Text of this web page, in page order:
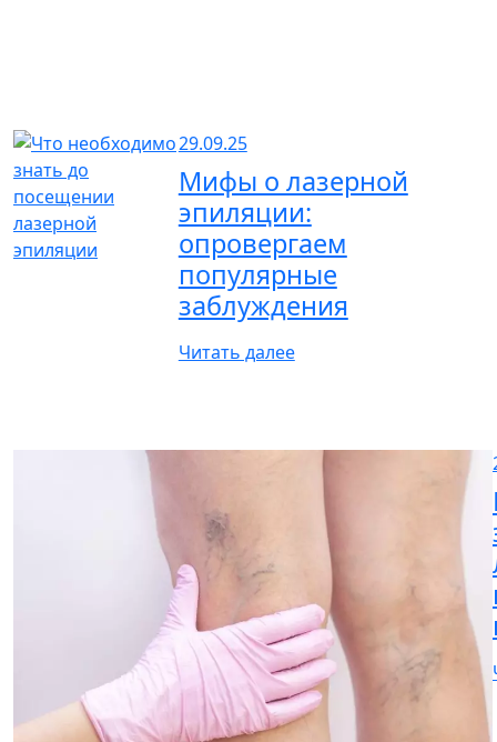
29.09.25
Мифы о лазерной
эпиляции:
опровергаем
популярные
заблуждения
Читать далее